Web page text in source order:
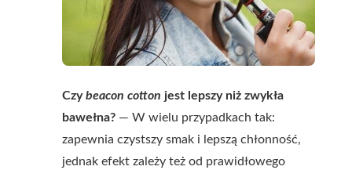
Czybeacon cotton jest lepszy niż zwykła
bawełna? — W wielu przypadkach tak:
zapewnia czystszy smak i lepszą chłonność,
jednak efekt zależy też od prawidłowego